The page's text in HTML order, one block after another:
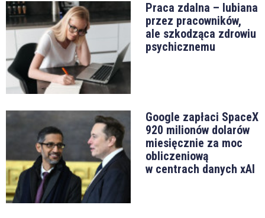
Praca zdalna – lubiana
przez pracowników,
ale szkodząca zdrowiu
psychicznemu
Google zapłaci SpaceX
920 milionów dolarów
miesięcznie za moc
obliczeniową
w centrach danych xAI